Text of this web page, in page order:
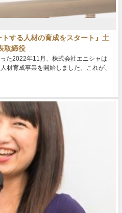
トする人材の育成をスタート』土
取締役
た2022年11月、株式会社エニシャは
材育成事業を開始しました。これが、